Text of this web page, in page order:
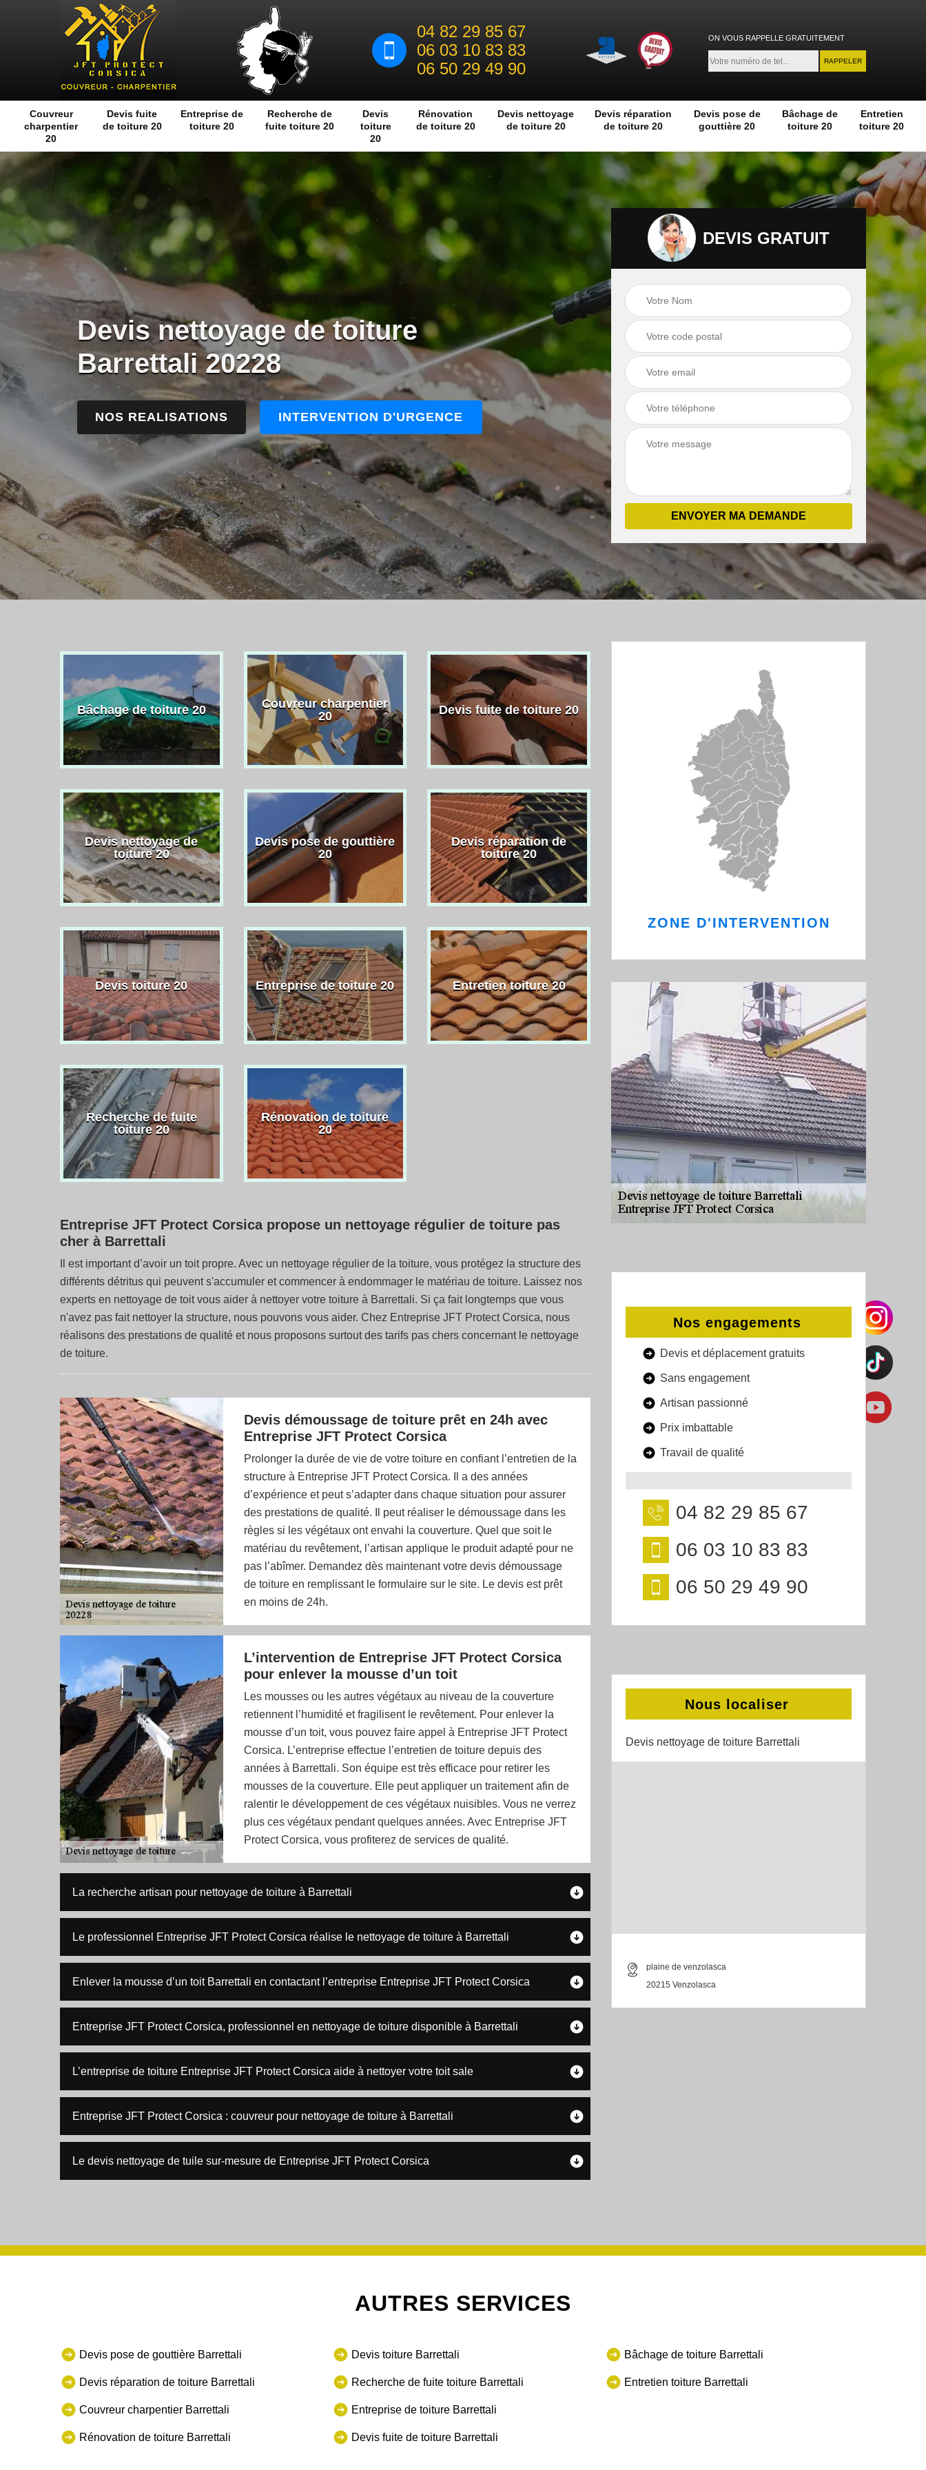
04 82 29 85 67
06 03 10 83 83
06 50 29 49 90
ON VOUS RAPPELLE GRATUITEMENT
Couvreur
charpentier
20
Devis fuite
de toiture 20
Entreprise de
toiture 20
Recherche de
fuite toiture 20
Devis
toiture
20
Rénovation
de toiture 20
Devis nettoyage
de toiture 20
Devis réparation
de toiture 20
Devis pose de
gouttière 20
Bâchage de
toiture 20
Entretien
toiture 20
Devis nettoyage de toiture
Barrettali 20228
NOS REALISATIONS INTERVENTION D'URGENCE
DEVIS GRATUIT
Bâchage de toiture 20
Couvreur charpentier
20
Devis fuite de toiture 20
Devis nettoyage de
toiture 20
Devis pose de gouttière
20
Devis réparation de
toiture 20
Devis toiture 20 Entreprise de toiture 20 Entretien toiture 20
Recherche de fuite
toiture 20
Rénovation de toiture
20
Entreprise JFT Protect Corsica propose un nettoyage régulier de toiture pas
cher à Barrettali
Il est important d’avoir un toit propre. Avec un nettoyage régulier de la toiture, vous protégez la structure des
différents détritus qui peuvent s'accumuler et commencer à endommager le matériau de toiture. Laissez nos
experts en nettoyage de toit vous aider à nettoyer votre toiture à Barrettali. Si ça fait longtemps que vous
n'avez pas fait nettoyer la structure, nous pouvons vous aider. Chez Entreprise JFT Protect Corsica, nous
réalisons des prestations de qualité et nous proposons surtout des tarifs pas chers concernant le nettoyage
de toiture.
Devis démoussage de toiture prêt en 24h avec
Entreprise JFT Protect Corsica
Prolonger la durée de vie de votre toiture en confiant l’entretien de la
structure à Entreprise JFT Protect Corsica. Il a des années
d’expérience et peut s’adapter dans chaque situation pour assurer
des prestations de qualité. Il peut réaliser le démoussage dans les
règles si les végétaux ont envahi la couverture. Quel que soit le
matériau du revêtement, l’artisan applique le produit adapté pour ne
pas l’abîmer. Demandez dès maintenant votre devis démoussage
de toiture en remplissant le formulaire sur le site. Le devis est prêt
en moins de 24h.
L’intervention de Entreprise JFT Protect Corsica
pour enlever la mousse d’un toit
Les mousses ou les autres végétaux au niveau de la couverture
retiennent l’humidité et fragilisent le revêtement. Pour enlever la
mousse d’un toit, vous pouvez faire appel à Entreprise JFT Protect
Corsica. L’entreprise effectue l’entretien de toiture depuis des
années à Barrettali. Son équipe est très efficace pour retirer les
mousses de la couverture. Elle peut appliquer un traitement afin de
ralentir le développement de ces végétaux nuisibles. Vous ne verrez
plus ces végétaux pendant quelques années. Avec Entreprise JFT
Protect Corsica, vous profiterez de services de qualité.
La recherche artisan pour nettoyage de toiture à Barrettali
Le professionnel Entreprise JFT Protect Corsica réalise le nettoyage de toiture à Barrettali
Enlever la mousse d’un toit Barrettali en contactant l’entreprise Entreprise JFT Protect Corsica
Entreprise JFT Protect Corsica, professionnel en nettoyage de toiture disponible à Barrettali
L’entreprise de toiture Entreprise JFT Protect Corsica aide à nettoyer votre toit sale
Entreprise JFT Protect Corsica : couvreur pour nettoyage de toiture à Barrettali
Le devis nettoyage de tuile sur-mesure de Entreprise JFT Protect Corsica
ZONE D'INTERVENTION
Nos engagements
Devis et déplacement gratuits
Sans engagement
Artisan passionné
Prix imbattable
Travail de qualité
04 82 29 85 67
06 03 10 83 83
06 50 29 49 90
Nous localiser
Devis nettoyage de toiture Barrettali
plaine de venzolasca
20215 Venzolasca
AUTRES SERVICES
Devis pose de gouttière Barrettali
Devis réparation de toiture Barrettali
Couvreur charpentier Barrettali
Rénovation de toiture Barrettali
Devis toiture Barrettali
Recherche de fuite toiture Barrettali
Entreprise de toiture Barrettali
Devis fuite de toiture Barrettali
Bâchage de toiture Barrettali
Entretien toiture Barrettali